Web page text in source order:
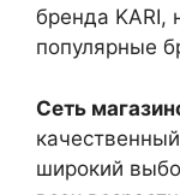
бренда KARI,
популярные
Сеть
широкий